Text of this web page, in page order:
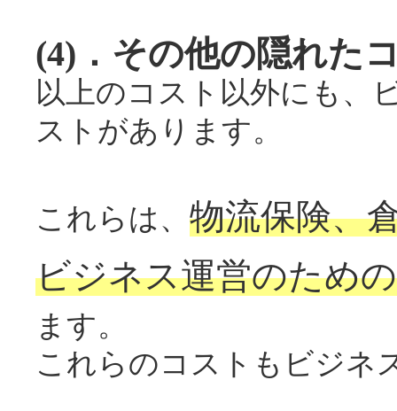
(4)．その他の隠れた
以上のコスト以外にも、
ストがあります。
これらは、 物流保険、
ビジネス運営のため
ます。
これらのコストもビジネ